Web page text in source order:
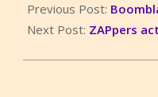
05-
29
Previous Post:
Next Post: ZAPpers